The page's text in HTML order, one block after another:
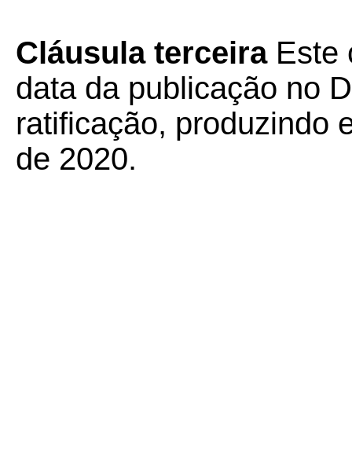
Cláusula terceira Este
data da publicação no
ratificação, produzindo
de 2020.